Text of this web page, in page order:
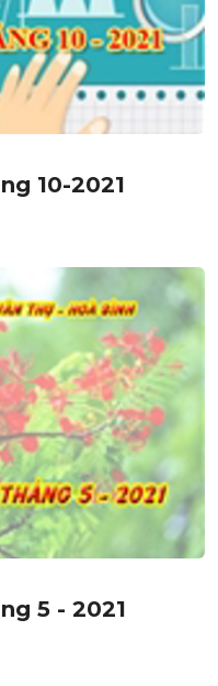
10-2021
5 - 2021